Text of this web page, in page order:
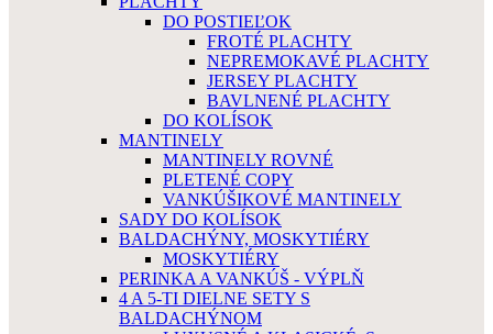
DO POSTIEĽOK
FROTÉ PLACHTY
NEPREMOKAVÉ PLACHTY
JERSEY PLACHTY
BAVLNENÉ PLACHTY
DO KOLÍSOK
MANTINELY
MANTINELY ROVNÉ
PLETENÉ COPY
VANKÚŠIKOVÉ MANTINELY
SADY DO KOLÍSOK
BALDACHÝNY, MOSKYTIÉRY
MOSKYTIÉRY
PERINKA A VANKÚŠ - VÝPLŇ
4 A 5-TI DIELNE SETY S
BALDACHÝNOM